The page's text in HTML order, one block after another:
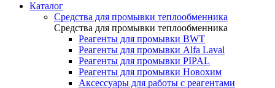
Каталог
Средства для промывки теплообменника
Средства для промывки теплообменника
Реагенты для промывки BWT
Реагенты для промывки Alfa Laval
Реагенты для промывки PIPAL
Реагенты для промывки Новохим
Аксессуары для работы с реагентами